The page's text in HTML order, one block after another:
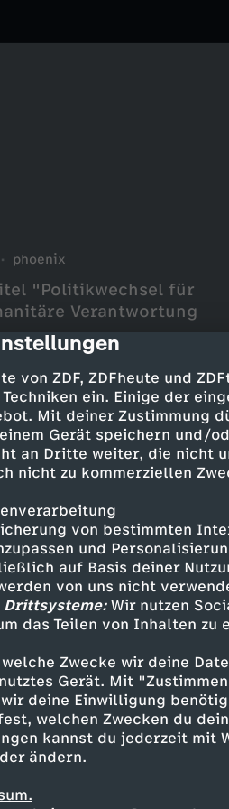
von ZDF, ZDFheute und
ein. Einige der
Mit deiner Zustimmung
Gerät speichern und/
an Dritte weiter, die nicht
nicht zu kommerziellen
von bestimmten
und
auf Basis deiner
von uns nicht
Drittsysteme:Wir nutzen
das Teilen von Inhalten zu
Zwecke wir deine
Gerät. Mit
deine Einwilligung
welchen Zwecken du
kannst du jederzeit mit
ändern.
phoenix
"Politikwechsel für
Verantwortung
entdecken
informativ